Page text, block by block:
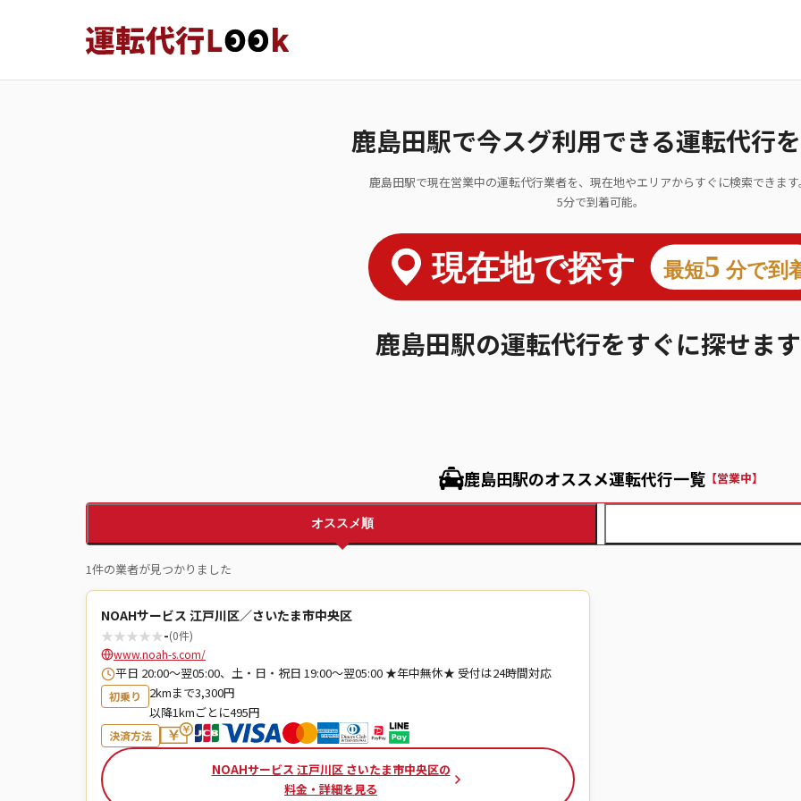
鹿島田駅で今スグ利用できる運転代行
鹿島田駅で現在営業中の運転代行業者を、現在地やエリアからすぐに検索できま
5分で到着可能。
鹿島田駅の運転代行をすぐに探せま
鹿島田駅のオススメ運転代行一覧【営業中】
オススメ順
1件の業者が見つかりました
NOAHサービス 江戸川区／さいたま市中央区
★★★★★-(0件)
www.noah-s.com/
平日 20:00～翌05:00、土・日・祝日 19:00～翌05:00 ★年中無休★ 受付は24時間対応
初乗り
2kmまで3,300円
以降1kmごとに495円
決済方法
NOAHサービス 江戸川区 さいたま市中央区の
料金・詳細を見る